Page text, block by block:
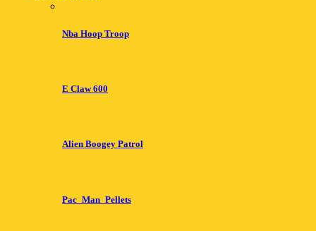
Nba Hoop Troop
E Claw 600
Alien Boogey Patrol
Pac_Man_Pellets